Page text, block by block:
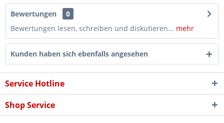
Bewertungen
0
Bewertungen lesen, schreiben und diskutieren... mehr
Kunden haben sich ebenfalls angesehen
Service Hotline
Shop Service